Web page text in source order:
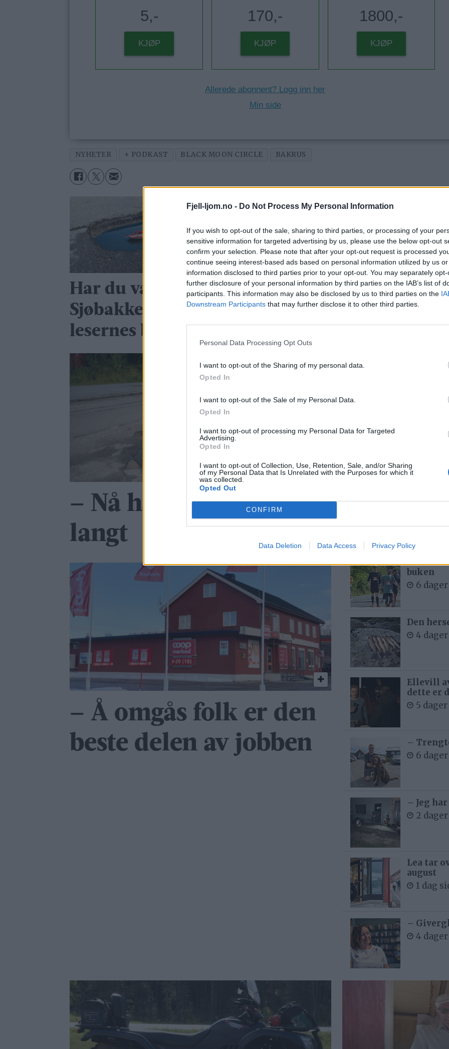
Fjell-ljom.no - Do Not Process My Personal Information
If you wish to opt-out of the sale, sharing to third parties, or processing of your
sensitive information for targeted advertising by us, please use the below opt-out
confirm your selection. Please note that after your opt-out request is processed
continue seeing interest-based ads based on personal information utilized by us
information disclosed to third parties prior to your opt-out. You may separately
further disclosure of your personal information by third parties on the IAB’s list of
participants. This information may also be disclosed by us to third parties on the
Downstream Participants that may further disclose it to other third parties.
Personal Data Processing Opt Outs
I want to opt-out of the Sharing of my personal data.
Opted In
I want to opt-out of the Sale of my Personal Data.
Opted In
I want to opt-out of processing my Personal Data for Targeted
Advertising.
Opted In
I want to opt-out of Collection, Use, Retention, Sale, and/or Sharing
of my Personal Data that Is Unrelated with the Purposes for which it
was collected.
Opted Out
CONFIRM
Data Deletion Data Access Privacy Policy
5,-
KJØP
170,-
KJØP
1800,-
KJØP
Allerede abonnent? Logg inn her
Min side
NYHETER + PODKAST BLACK MOON CIRCLE BAKRUS
Har du vært borti
Sjøbakken-hølet? Se
lesernes bilder.
Geologisk
kartlegging i
– Nå har det gått for
langt
– Å omgås folk er den
beste delen av jobben
Mest lest siste uke:
Se
7
Med
Bjørn felt
– Det
buken
6
Den
4
Ellevill
dette er
5
–
6
– Jeg
2
Lea tar
august
1 dag
–
4